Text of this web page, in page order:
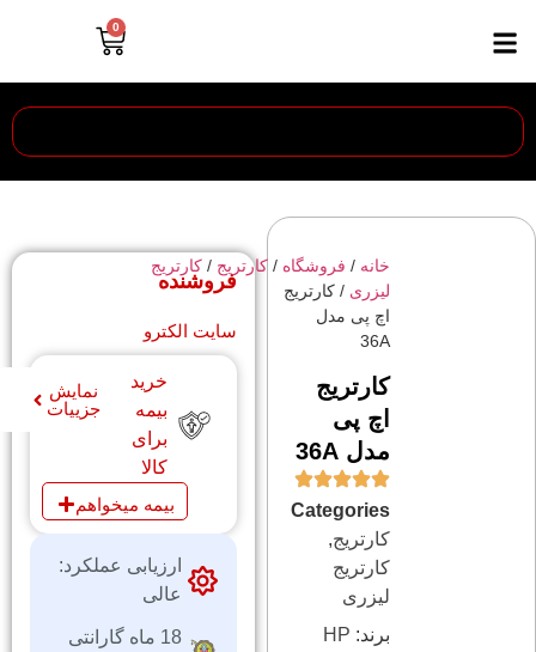
0
فروشنده
سایت الکترو
خرید
بیمه
برای
کالا
نمایش
جزییات
بیمه میخواهم
ارزیابی عملکرد:
عالی
18 ماه گارانتی
خانه / فروشگاه /کارتریج /کارتریج
لیزری / کارتریج
اچ پی مدل
36A
کارتریج
اچ پی
مدل 36A
Categories
کارتریج,
کارتریج
لیزری
برند: HP